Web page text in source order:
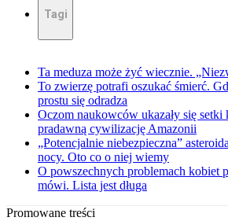
Tagi
Ta meduza może żyć wiecznie.
To zwierzę potrafi oszukać śmierć.
prostu się odradza
Oczom naukowców ukazały się
pradawną cywilizację Amazonii
„Potencjalnie niebezpieczna”
nocy. Oto co o niej wiemy
O powszechnych problemach kobiet
mówi. Lista jest długa
Promowane treści